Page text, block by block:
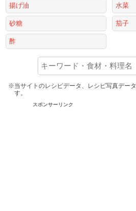
揚げ油 水菜
砂糖 茄子
酢
※当サイトのレシピデータ、レシピ写真デー
す。
スポンサーリンク